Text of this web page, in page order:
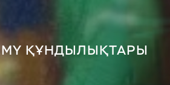
ҚҰНДЫЛЫҚТАРЫ